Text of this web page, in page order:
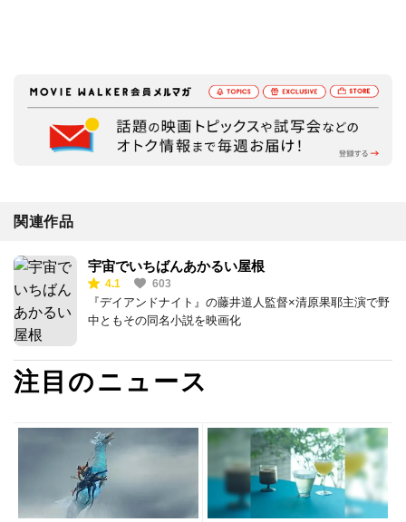
関連作品
宇宙でいちばんあかるい屋根
4.1 603
『デイアンドナイト』の藤井道人監督×清原果耶主演で野
中ともその同名小説を映画化
注目のニュース